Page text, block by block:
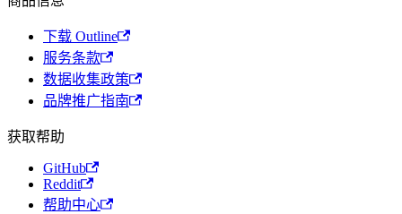
下载 Outline
服务条款
数据收集政策
品牌推广指南
获取帮助
GitHub
Reddit
帮助中心